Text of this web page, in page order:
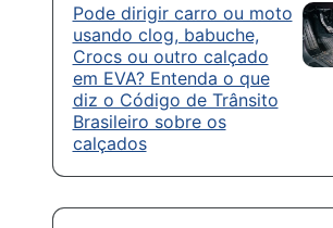
Pode dirigir carro ou moto
usando clog, babuche,
Crocs ou outro calçado
em EVA? Entenda o que
diz o Código de Trânsito
Brasileiro sobre os
calçados